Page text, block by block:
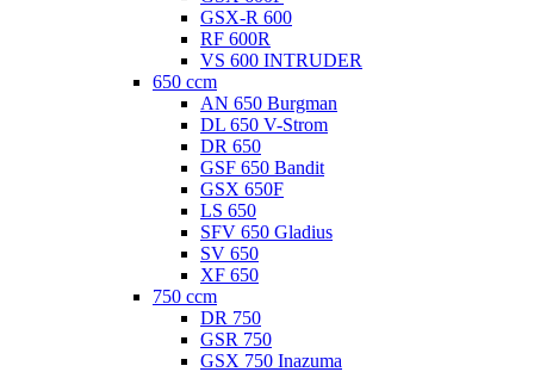
GSX-R 600
RF 600R
VS 600 INTRUDER
650 ccm
AN 650 Burgman
DL 650 V-Strom
DR 650
GSF 650 Bandit
GSX 650F
LS 650
SFV 650 Gladius
SV 650
XF 650
750 ccm
DR 750
GSR 750
GSX 750 Inazuma